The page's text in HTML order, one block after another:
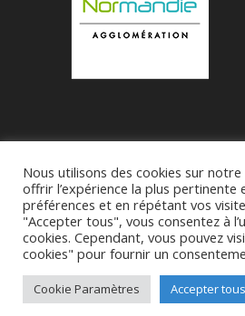
Accueil Municipalité
Le
Associations
Réalise parSDI27 - M Franck-
-Politique de
Nous utilisons des cookies sur
offrir l’expérience la plus pertinente
préférences et en répétant vos
"Accepter tous", vous consentez à
cookies. Cependant, vous pouvez
cookies" pour fournir un
Cookie Paramètres Accepter tous